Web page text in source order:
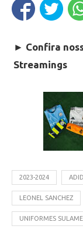
► Confira
Streamings
2023-2024
LEONEL SANCHEZ
UNIFORMES